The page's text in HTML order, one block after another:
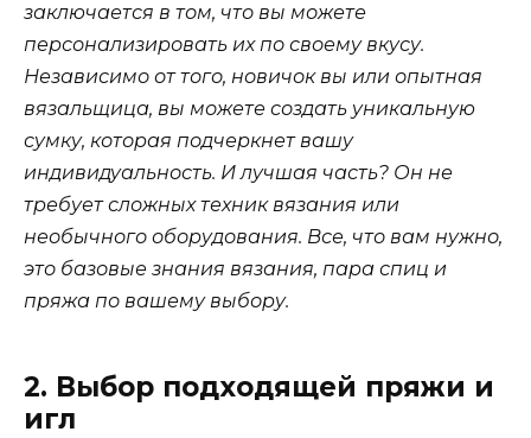
заключается в том, что вы можете
персонализировать их по своему вкусу.
Независимо от того, новичок вы или опытная
вязальщица, вы можете создать уникальную
сумку, которая подчеркнет вашу
индивидуальность. И лучшая часть? Он не
требует сложных техник вязания или
необычного оборудования. Все, что вам нужно,
это базовые знания вязания, пара спиц и
пряжа по вашему выбору.
2. Выбор подходящей пряжи и
игл